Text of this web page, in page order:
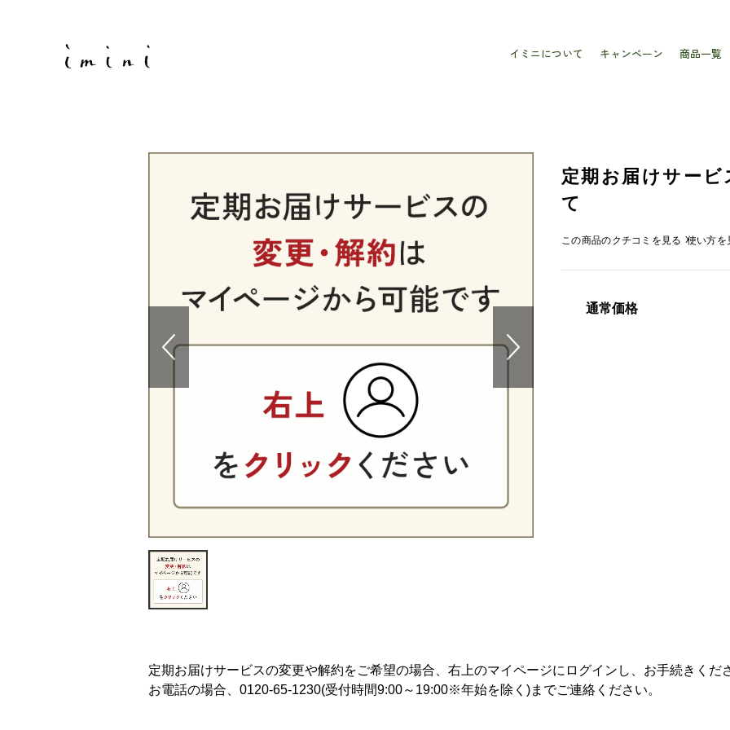
イミニについて キャンペーン 商品一覧
定期お届けサー
て
この商品のクチコミを見る 使い方を
通常価格
定期お届けサービスの変更や解約をご希望の場合、右上のマイページにログインし、お手続きくだ
お電話の場合、0120-65-1230(受付時間9:00～19:00※年始を除く)までご連絡ください。